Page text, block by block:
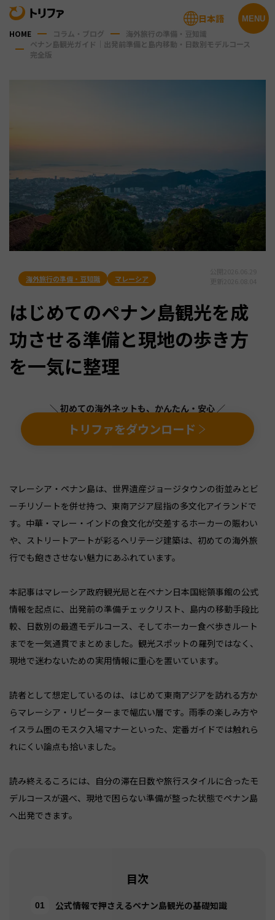
MENU
日本語
HOME コラム・ブログ
海外旅行の準備・豆知識
ペナン島観光ガイド｜出発前準備と島内移動・日数別モデルコース
完全版
海外旅行の準備・豆知識 マレーシア
はじめてのペナン島観光を成
功させる準備と現地の歩き方
を一気に整理
＼ 初めての海外ネットも、かんたん・安心 ／
トリファをダウンロード
マレーシア・ペナン島は、世界遺産ジョージタウンの街並みとビ
ーチリゾートを併せ持つ、東南アジア屈指の多文化アイランドで
す。中華・マレー・インドの食文化が交差するホーカーの賑わい
や、ストリートアートが彩るヘリテージ建築は、初めての海外旅
行でも飽きさせない魅力にあふれています。
本記事はマレーシア政府観光局と在ペナン日本国総領事館の公式
情報を起点に、出発前の準備チェックリスト、島内の移動手段比
較、日数別の最適モデルコース、そしてホーカー食べ歩きルート
までを一気通貫でまとめました。観光スポットの羅列ではなく、
現地で迷わないための実用情報に重心を置いています。
読者として想定しているのは、はじめて東南アジアを訪れる方か
らマレーシア・リピーターまで幅広い層です。雨季の楽しみ方や
イスラム圏のモスク入場マナーといった、定番ガイドでは触れら
れにくい論点も拾いました。
読み終えるころには、自分の滞在日数や旅行スタイルに合ったモ
デルコースが選べ、現地で困らない準備が整った状態でペナン島
へ出発できます。
目次
公式情報で押さえるペナン島観光の基礎知識